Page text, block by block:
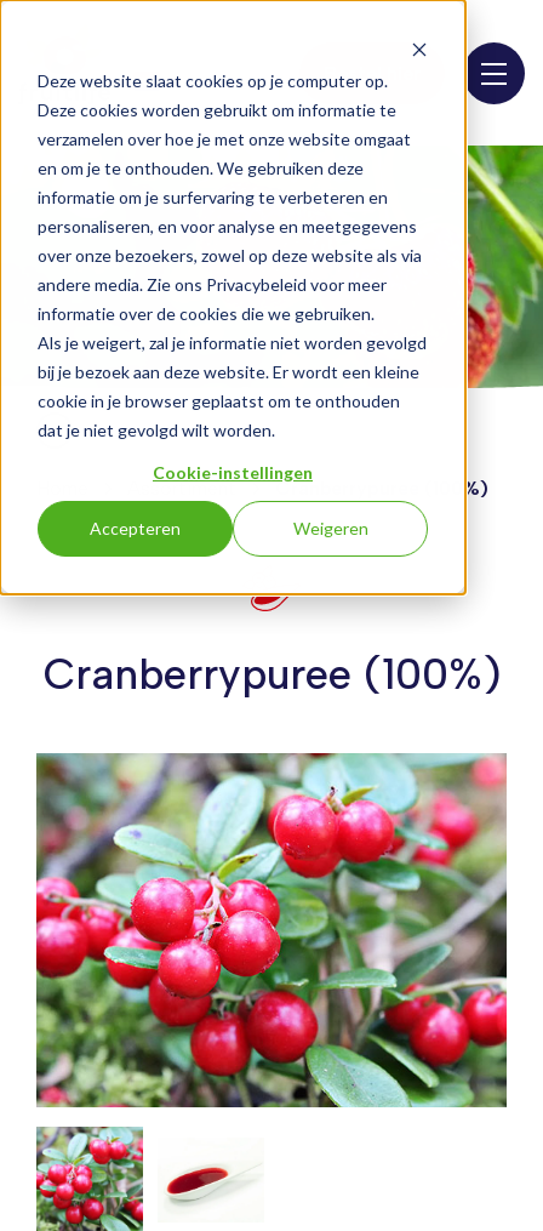
Deze website slaat cookies op je computer op.
Deze cookies worden gebruikt om informatie te
verzamelen over hoe je met onze website omgaat
en om je te onthouden. We gebruiken deze
informatie om je surfervaring te verbeteren en
personaliseren, en voor analyse en meetgegevens
over onze bezoekers, zowel op deze website als via
andere media. Zie ons Privacybeleid voor meer
informatie over de cookies die we gebruiken.
Als je weigert, zal je informatie niet worden gevolgd
bij je bezoek aan deze website. Er wordt een kleine
cookie in je browser geplaatst om te onthouden
dat je niet gevolgd wilt worden.
Cookie-instellingen
Accepteren Weigeren
Bestel hier
Assortiment Cranberrypuree (100%)
Cranberrypuree (100%)